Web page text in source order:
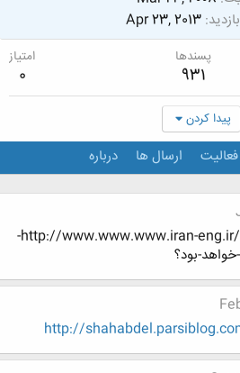
Apr 23, 2013
پسندها
931
امتیاز
0
پیدا کردن
ارسال ها درباره
http://www.www.www.iran-eng.ir/showthread.php/524217-
http://